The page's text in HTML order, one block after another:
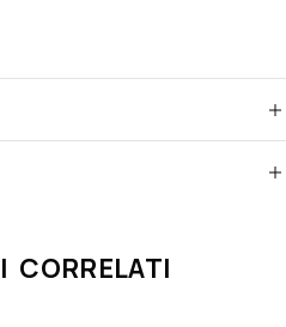
CORRELATI